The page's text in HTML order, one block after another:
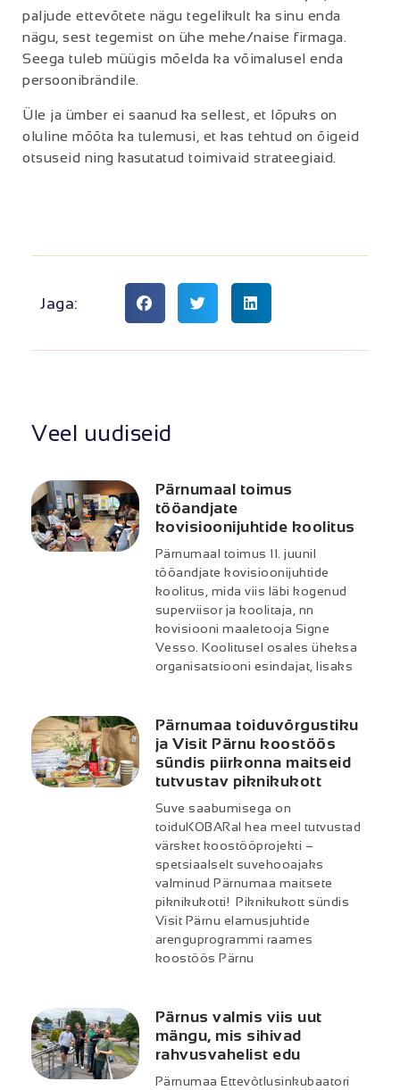
paljude ettevõtete nägu tegelikult ka sinu enda
nägu, sest tegemist on ühe mehe/naise firmaga.
Seega tuleb müügis mõelda ka võimalusel enda
persoonibrändile.
Üle ja ümber ei saanud ka sellest, et lõpuks on
oluline mõõta ka tulemusi, et kas tehtud on õigeid
otsuseid ning kasutatud toimivaid strateegiaid.
Jaga:
Veel uudiseid
Pärnumaal toimus
tööandjate
kovisioonijuhtide koolitus
Pärnumaal toimus 11. juunil
tööandjate kovisioonijuhtide
koolitus, mida viis läbi kogenud
superviisor ja koolitaja, nn
kovisiooni maaletooja Signe
Vesso. Koolitusel osales üheksa
organisatsiooni esindajat, lisaks
Pärnumaa toiduvõrgustiku
ja Visit Pärnu koostöös
sündis piirkonna maitseid
tutvustav piknikukott
Suve saabumisega on
toiduKOBARal hea meel tutvustad
värsket koostööprojekti –
spetsiaalselt suvehooajaks
valminud Pärnumaa maitsete
piknikukotti! Piknikukott sündis
Visit Pärnu elamusjuhtide
arenguprogrammi raames
koostöös Pärnu
Pärnus valmis viis uut
mängu, mis sihivad
rahvusvahelist edu
Pärnumaa Ettevõtlusinkubaatori